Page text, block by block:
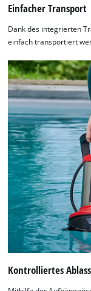
Einfacher Transport
Dank des integrierten
einfach transportiert
Kontrolliertes